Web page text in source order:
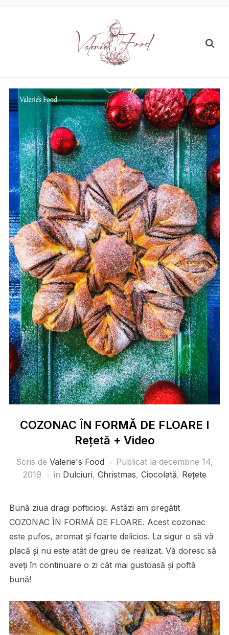
COZONAC ÎN FORMĂ DE FLOARE I
Rețetă + Video
Scris de Valerie's Food Publicat la decembrie 14,
2019
în Dulciuri, Christmas, Ciocolată, Rețete
Bună ziua dragi pofticioși. Astăzi am pregătit
COZONAC ÎN FORMĂ DE FLOARE. Acest cozonac
este pufos, aromat și foarte delicios. La sigur o să vă
placă și nu este atât de greu de realizat. Vă doresc să
aveți în continuare o zi cât mai gustoasă și poftă
bună!